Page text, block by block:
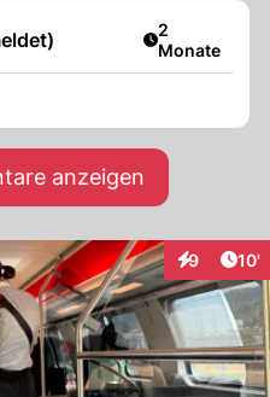
Artikel
2
Monate
anzeigen
9 10'